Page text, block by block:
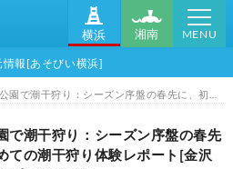
横浜 湘南 MENU
報[あそびい横浜]
野島公園で潮干狩り：シーズン序盤の春先に、初めての潮干狩り体験レポート[金沢区：2022春パパレポ]
で潮干狩り：シーズン序盤の春先
ての潮干狩り体験レポート[金沢